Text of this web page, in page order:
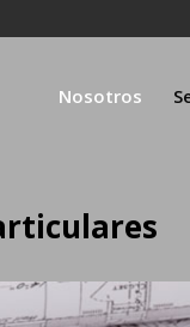
Nosotros